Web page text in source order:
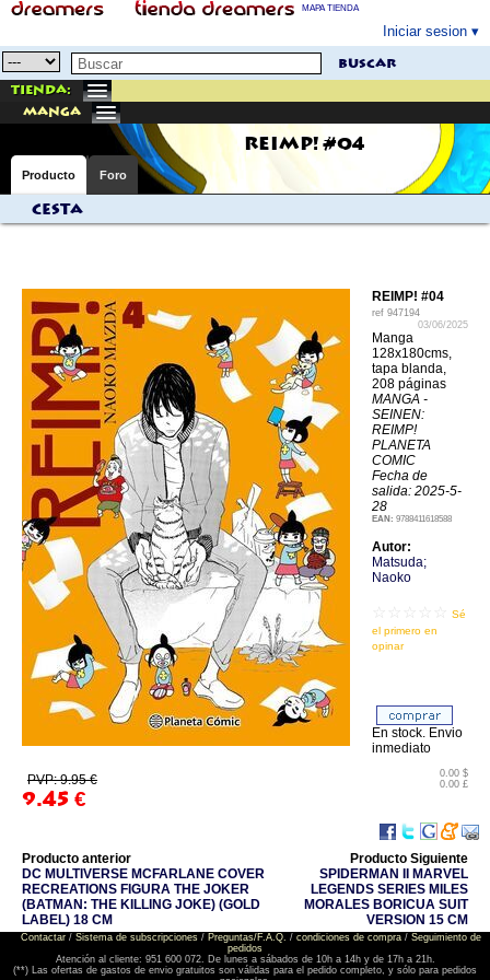
MAPA TIENDA
Iniciar sesion
buscar
Tienda:
manga
REIMP! #04
Producto Foro
Cesta
REIMP! #04
ref 947194
03/06/2025
Manga
128x180cms,
tapa blanda,
208 páginas
MANGA -
SEINEN:
REIMP!
PLANETA
COMIC
Fecha de
salida: 2025-5-
28
EAN: 9788411618588
Autor:
Matsuda;
Naoko
Sé
el primero en
opinar
PVP: 9.95 €
9.45 €
0.00 $
0.00 £
En stock. Envio
inmediato
Producto anterior
DC MULTIVERSE MCFARLANE COVER
RECREATIONS FIGURA THE JOKER
(BATMAN: THE KILLING JOKE) (GOLD
LABEL) 18 CM
Producto Siguiente
SPIDERMAN II MARVEL
LEGENDS SERIES MILES
MORALES BORICUA SUIT
VERSION 15 CM
Contactar/ Sistema de subscripciones/ Preguntas/F.A.Q. / condiciones de compra/ Seguimiento de
pedidos
Atención al cliente: 951 600 072. De lunes a sábados de 10h a 14h y de 17h a 21h.
(**) Las ofertas de gastos de envio gratuitos son válidas para el pedido completo, y sólo para pedidos